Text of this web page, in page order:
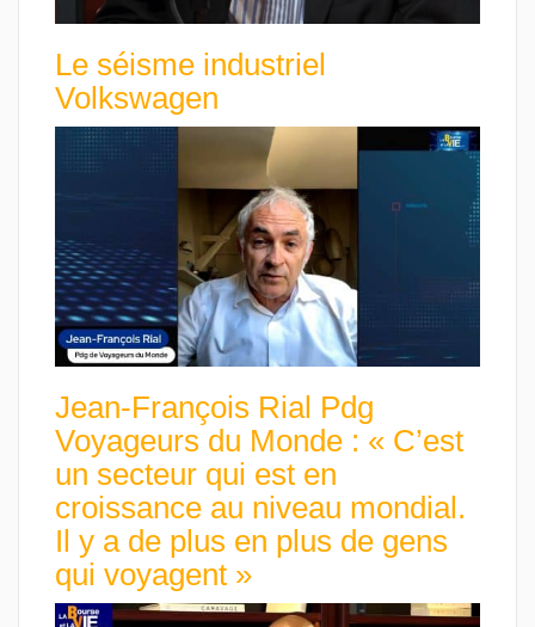
Le séisme industriel
Volkswagen
Jean-François Rial Pdg
Voyageurs du Monde : « C’est
un secteur qui est en
croissance au niveau mondial.
Il y a de plus en plus de gens
qui voyagent »